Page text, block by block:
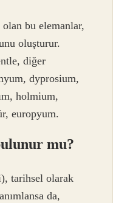
olan bu elemanlar,
oluşturur.
diğer
dyprosium,
holmium,
europyum.
mu?
tarihsel olarak
da,